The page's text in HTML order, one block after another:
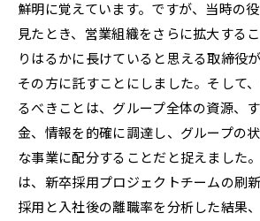
鮮明に覚えています。ですが、当時の
見たとき、営業組織をさらに拡大する
りはるかに長けていると思える取締役
その方に託すことにしました。そして
るべきことは、グループ全体の資源、
金、情報を的確に調達し、グループの
な事業に配分することだと捉えました
は、新卒採用プロジェクトチームの刷
採用と入社後の離職率を分析した結果